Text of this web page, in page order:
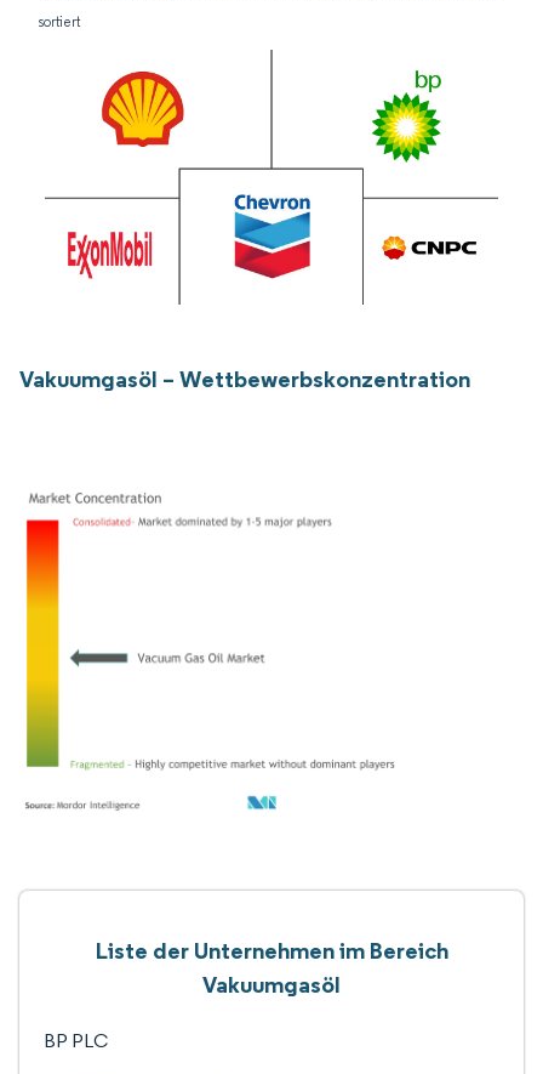
sortiert
Vakuumgasöl – Wettbewerbskonzentration
Liste der Unternehmen im Bereich
Vakuumgasöl
BP PLC